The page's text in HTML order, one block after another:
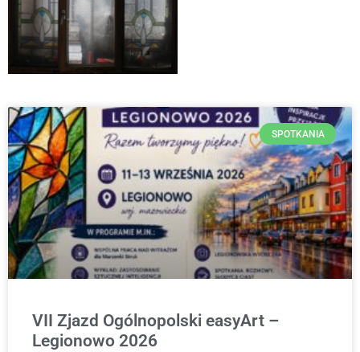
SPOTKANIA
VII Zjazd Ogólnopolski easyArt –
Legionowo 2026